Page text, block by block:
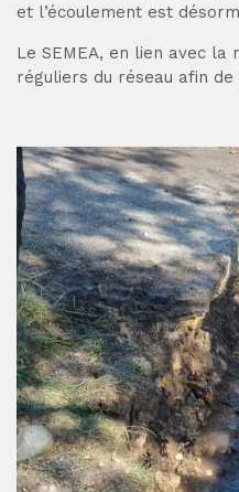
et l’écoulement est
Le SEMEA, en lien avec la
réguliers du réseau afin